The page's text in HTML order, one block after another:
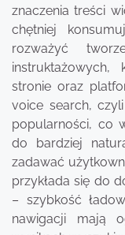
znaczenia treści
chętniej
rozważyć
stronie oraz
voice search,
popularności, co
do bardziej
zadawać
przykłada się do
– szybkość
nawigacji mają